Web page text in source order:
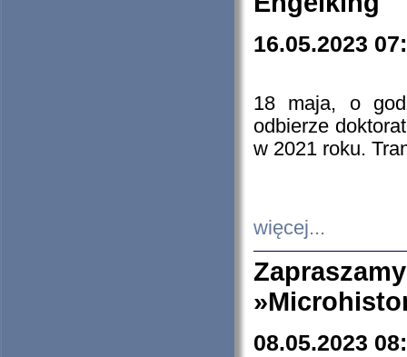
16.05.2023
18 maja, o
odbierze
w 2021 roku.
więcej...
08.05.2023